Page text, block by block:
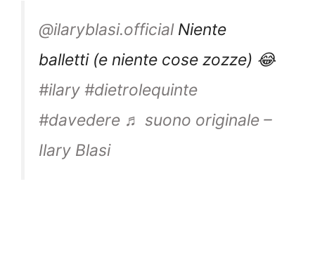
@ilaryblasi.officialNiente
balletti (e niente cose zozze) 😂
#ilary #dietrolequinte
#davedere ♬ suono originale –
Ilary Blasi